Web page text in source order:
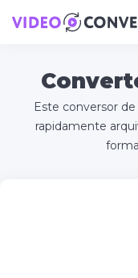
Este conversor
rapidamente